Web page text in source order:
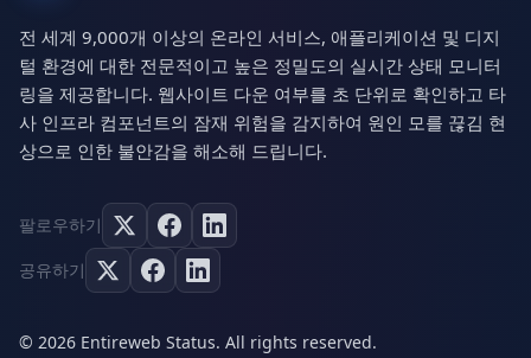
전 세계 9,000개 이상의 온라인 서비스, 애플리케이션 및 디지
털 환경에 대한 전문적이고 높은 정밀도의 실시간 상태 모니터
링을 제공합니다. 웹사이트 다운 여부를 초 단위로 확인하고 타
사 인프라 컴포넌트의 잠재 위험을 감지하여 원인 모를 끊김 현
상으로 인한 불안감을 해소해 드립니다.
팔로우하기
공유하기
© 2026 Entireweb Status. All rights reserved.